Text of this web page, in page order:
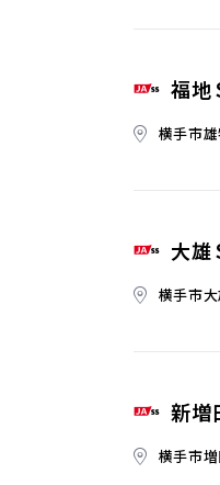
福地
横手市
大雄
横手市
新増
横手市